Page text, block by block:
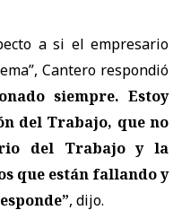
a si el empresario
Cantero respondió
siempre. Estoy
del Trabajo, que no
del Trabajo y la
que están fallando y
, dijo.